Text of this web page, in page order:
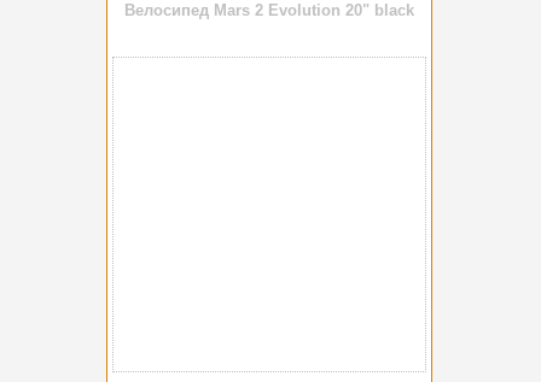
Велосипед Mars 2 Evolution 20" black